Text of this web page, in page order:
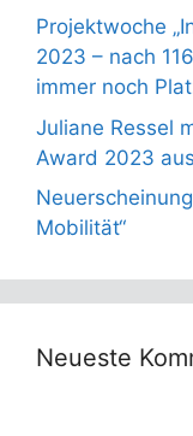
Projektwoche
2023 – nach
immer noch
Juliane Ressel
Award 2023
Mobilität“
Neueste